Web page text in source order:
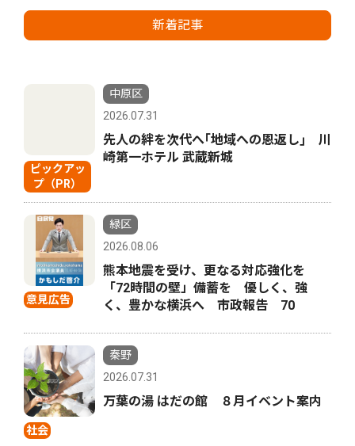
新着記事
ピックアッ
プ（PR）
中原区
2026.07.31
先人の絆を次代へ｢地域への恩返し｣ 川
崎第一ホテル 武蔵新城
意見広告
緑区
2026.08.06
熊本地震を受け、更なる対応強化を
「72時間の壁」備蓄を 優しく、強
く、豊かな横浜へ 市政報告 70
社会
秦野
2026.07.31
万葉の湯 はだの館 ８月イベント案内